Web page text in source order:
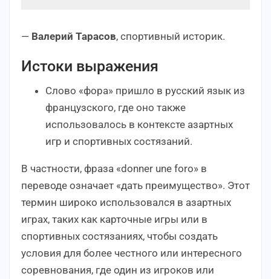
— Валерий Тарасов, спортивный историк.
Истоки выражения
Слово «фора» пришло в русский язык из
французского, где оно также
использовалось в контексте азартных
игр и спортивных состязаний.
В частности, фраза «donner une foro» в
переводе означает «дать преимущество». Этот
термин широко использовался в азартных
играх, таких как карточные игры или в
спортивных состязаниях, чтобы создать
условия для более честного или интересного
соревнования, где один из игроков или